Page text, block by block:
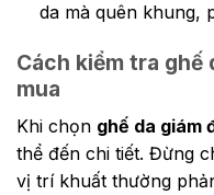
da mà quên khung,
Cách kiểm tra
mua
Khi chọn ghế da giám
thể đến chi tiết. Đừng
vị trí khuất thường